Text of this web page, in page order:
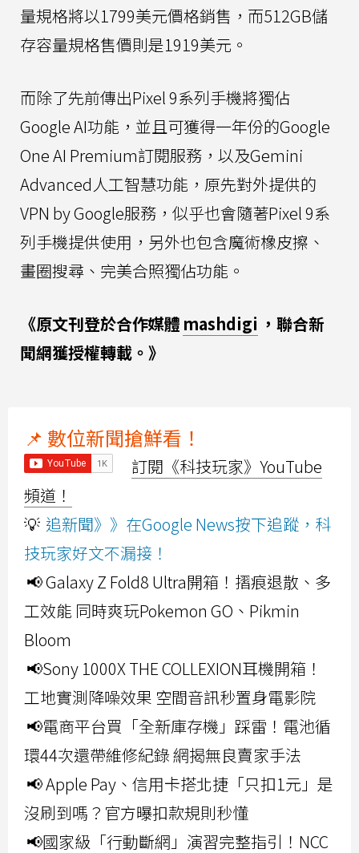
量規格將以1799美元價格銷售，而512GB儲
存容量規格售價則是1919美元。
而除了先前傳出Pixel 9系列手機將獨佔
Google AI功能，並且可獲得一年份的Google
One AI Premium訂閱服務，以及Gemini
Advanced人工智慧功能，原先對外提供的
VPN by Google服務，似乎也會隨著Pixel 9系
列手機提供使用，另外也包含魔術橡皮擦、
畫圈搜尋、完美合照獨佔功能。
《原文刊登於合作媒體 mashdigi ，聯合新
聞網獲授權轉載。》
📌 數位新聞搶鮮看！
訂閱《科技玩家》YouTube
頻道！
💡 追新聞》》在Google News按下追蹤，科
技玩家好文不漏接！
📢 Galaxy Z Fold8 Ultra開箱！摺痕退散、多
工效能 同時爽玩Pokemon GO、Pikmin
Bloom
📢Sony 1000X THE COLLEXION耳機開箱！
工地實測降噪效果 空間音訊秒置身電影院
📢電商平台買「全新庫存機」踩雷！電池循
環44次還帶維修紀錄 網揭無良賣家手法
📢 Apple Pay、信用卡搭北捷「只扣1元」是
沒刷到嗎？官方曝扣款規則秒懂
📢國家級「行動斷網」演習完整指引！NCC